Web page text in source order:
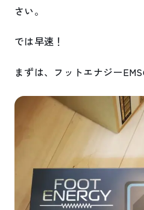
さい。
では早速！
まずは、フットエナジーEMS